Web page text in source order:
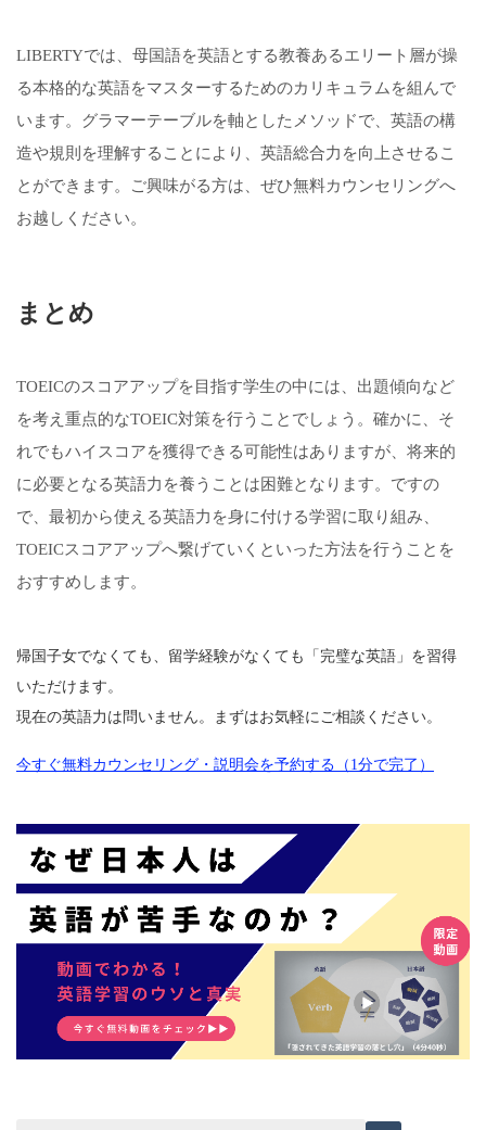
LIBERTYでは、母国語を英語とする教養あるエリート層が操
る本格的な英語をマスターするためのカリキュラムを組んで
います。グラマーテーブルを軸としたメソッドで、英語の構
造や規則を理解することにより、英語総合力を向上させるこ
とができます。ご興味がる方は、ぜひ無料カウンセリングへ
お越しください。
まとめ
TOEICのスコアアップを目指す学生の中には、出題傾向など
を考え重点的なTOEIC対策を行うことでしょう。確かに、そ
れでもハイスコアを獲得できる可能性はありますが、将来的
に必要となる英語力を養うことは困難となります。ですの
で、最初から使える英語力を身に付ける学習に取り組み、
TOEICスコアアップへ繋げていくといった方法を行うことを
おすすめします。
帰国子女でなくても、留学経験がなくても「完璧な英語」を習得
いただけます。
現在の英語力は問いません。まずはお気軽にご相談ください。
今すぐ無料カウンセリング・説明会を予約する（1分で完了）